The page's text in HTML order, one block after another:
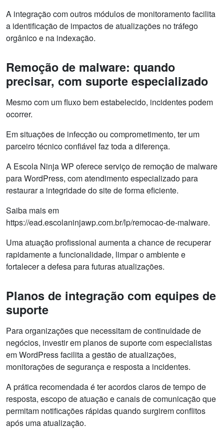
A integração com outros módulos de monitoramento facilita
a identificação de impactos de atualizações no tráfego
orgânico e na indexação.
Remoção de malware: quando
precisar, com suporte especializado
Mesmo com um fluxo bem estabelecido, incidentes podem
ocorrer.
Em situações de infecção ou comprometimento, ter um
parceiro técnico confiável faz toda a diferença.
A Escola Ninja WP oferece serviço de remoção de malware
para WordPress, com atendimento especializado para
restaurar a integridade do site de forma eficiente.
Saiba mais em
https://ead.escolaninjawp.com.br/lp/remocao-de-malware.
Uma atuação profissional aumenta a chance de recuperar
rapidamente a funcionalidade, limpar o ambiente e
fortalecer a defesa para futuras atualizações.
Planos de integração com equipes de
suporte
Para organizações que necessitam de continuidade de
negócios, investir em planos de suporte com especialistas
em WordPress facilita a gestão de atualizações,
monitorações de segurança e resposta a incidentes.
A prática recomendada é ter acordos claros de tempo de
resposta, escopo de atuação e canais de comunicação que
permitam notificações rápidas quando surgirem conflitos
após uma atualização.